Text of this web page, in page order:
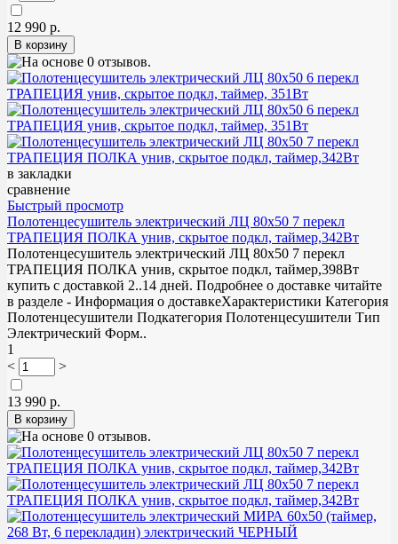
12 990 р.
в закладки
сравнение
Быстрый просмотр
Полотенцесушитель электрический ЛЦ 80х50 7 перекл
ТРАПЕЦИЯ ПОЛКА унив, скрытое подкл, таймер,342Вт
Полотенцесушитель электрический ЛЦ 80х50 7 перекл
ТРАПЕЦИЯ ПОЛКА унив, скрытое подкл, таймер,398Вт
купить с доставкой 2..14 дней. Подробнее о доставке читайте
в разделе - Информация о доставкеХарактеристики Категория
Полотенцесушители Подкатегория Полотенцесушители Тип
Электрический Форм..
1
<
>
13 990 р.